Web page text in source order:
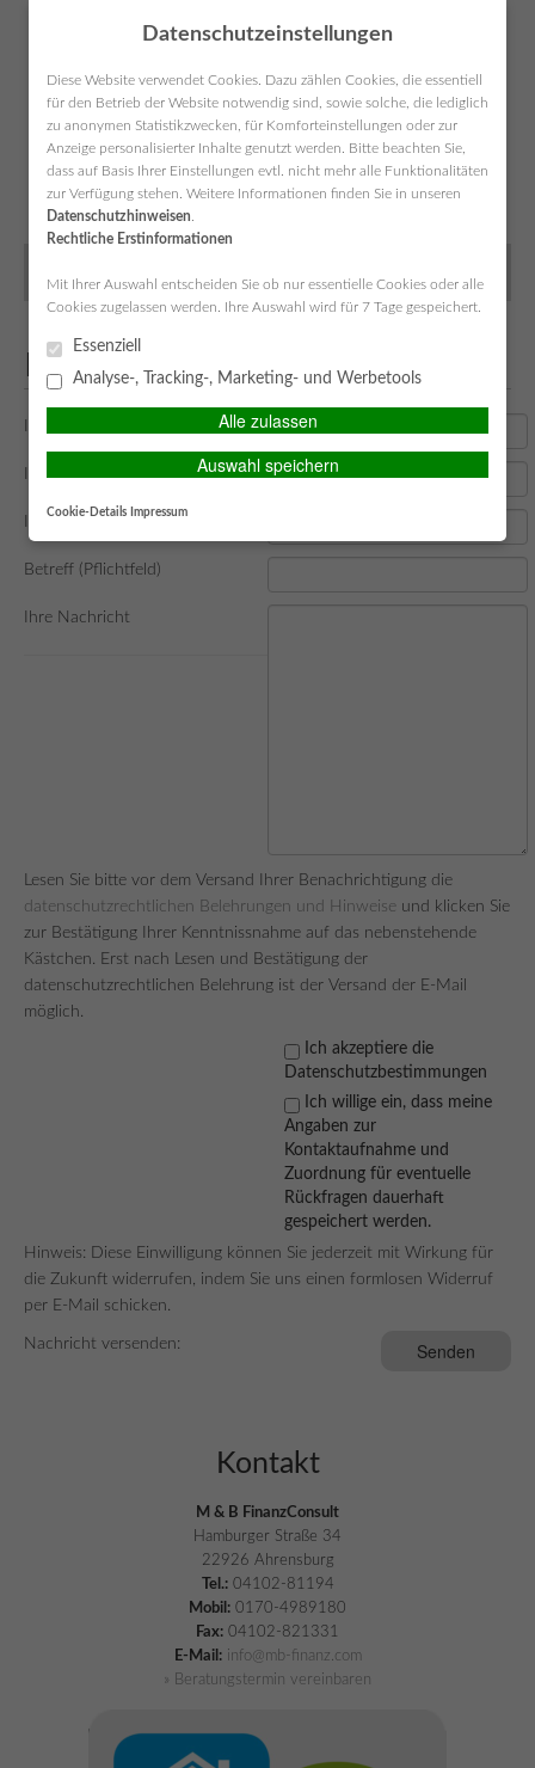
Anfahrt Kontakt Datenschutz Impressum SIMPLR-LOGIN
Kontakt
Ihre E-Mail (Pflichtfeld)
Ihre Telefonnummer
Betreff (Pflichtfeld)
Ihre Nachricht
Lesen Sie bitte vor dem Versand Ihrer Benachrichtigung die
datenschutzrechtlichen Belehrungen und Hinweise und klicken Sie
zur Bestätigung Ihrer Kenntnissnahme auf das nebenstehende
Kästchen. Erst nach Lesen und Bestätigung der
datenschutzrechtlichen Belehrung ist der Versand der E-Mail
möglich.
Ich akzeptiere die
Datenschutzbestimmungen
Ich willige ein, dass meine
Angaben zur
Kontaktaufnahme und
Zuordnung für eventuelle
Rückfragen dauerhaft
gespeichert werden.
Hinweis: Diese Einwilligung können Sie jederzeit mit Wirkung für
die Zukunft widerrufen, indem Sie uns einen formlosen Widerruf
per E-Mail schicken.
Nachricht versenden:
Kontakt
M & B FinanzConsult
Hamburger Straße 34
22926 Ahrensburg
Tel.:04102-81194
Mobil: 0170-4989180
Fax: 04102-821331
E-Mail: info@mb-finanz.com
» Beratungstermin vereinbaren
Datenschutzeinstellungen
Diese Website verwendet Cookies. Dazu zählen Cookies, die essentiell
für den Betrieb der Website notwendig sind, sowie solche, die lediglich
zu anonymen Statistikzwecken, für Komforteinstellungen oder zur
Anzeige personalisierter Inhalte genutzt werden. Bitte beachten Sie,
dass auf Basis Ihrer Einstellungen evtl. nicht mehr alle Funktionalitäten
zur Verfügung stehen. Weitere Informationen finden Sie in unseren
Datenschutzhinweisen
Rechtliche Erstinformationen
Mit Ihrer Auswahl entscheiden Sie ob nur essentielle Cookies oder alle
Cookies zugelassen werden. Ihre Auswahl wird für 7 Tage gespeichert.
Essenziell
Analyse-, Tracking-, Marketing- und Werbetools
Alle zulassen
Auswahl speichern
Cookie-Details Impressum